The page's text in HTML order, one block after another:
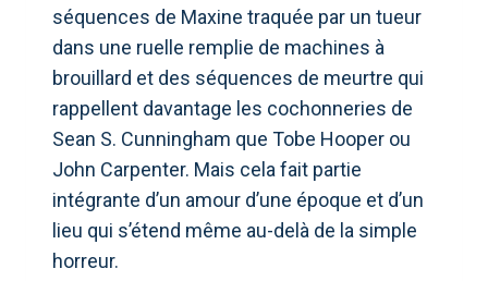
séquences de Maxine traquée par un tueur
dans une ruelle remplie de machines à
brouillard et des séquences de meurtre qui
rappellent davantage les cochonneries de
Sean S. Cunningham que Tobe Hooper ou
John Carpenter. Mais cela fait partie
intégrante d’un amour d’une époque et d’un
lieu qui s’étend même au-delà de la simple
horreur.